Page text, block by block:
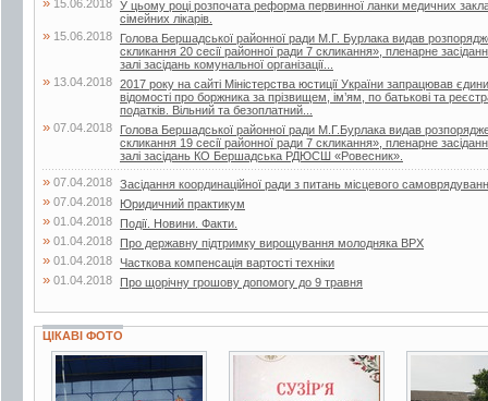
15.06.2018 У цьому році розпочата реформа первинної ланки медичних
сімейних лікарів.
» 15.06.2018
Голова Бершадської районної ради М.Г. Бурлака видав
скликання 20 сесії районної ради 7 скликання», пленарне
залі засідань комунальної організації...
» 13.04.2018 2017 року на сайті Міністерства юстиції України запрацював
відомості про боржника за прізвищем, ім’ям, по батькові та
податків. Вільний та безоплатний...
» 07.04.2018
Голова Бершадської районної ради М.Г.Бурлака видав
скликання 19 сесії районної ради 7 скликання», пленарне
залі засідань КО Бершадська РДЮСШ «Ровесник».
» 07.04.2018 Засідання координаційної ради з питань місцевого
» 07.04.2018 Юридичний практикум
» 01.04.2018 Події. Новини. Факти.
» 01.04.2018 Про державну підтримку вирощування молодняка ВРХ
» 01.04.2018 Часткова компенсація вартості техніки
» 01.04.2018 Про щорічну грошову допомогу до 9 травня
ЦІКАВІ ФОТО
2 фото